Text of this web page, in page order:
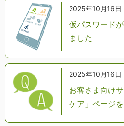
2025年10月16日
仮パスワード
ました
2025年10月16日
お客さま向け
ケア」ページ